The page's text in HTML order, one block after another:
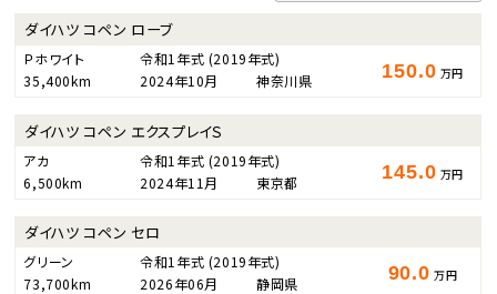
ダイハツ コペン ローブ
Ｐホワイト 令和1年式 (2019年式)
35,400km
2024年10月 神奈川県 150.0 万円
ダイハツ コペン エクスプレイＳ
アカ 令和1年式 (2019年式)
6,500km
2024年11月 東京都 145.0 万円
ダイハツ コペン セロ
グリーン 令和1年式 (2019年式)
73,700km
2026年06月 静岡県 90.0 万円